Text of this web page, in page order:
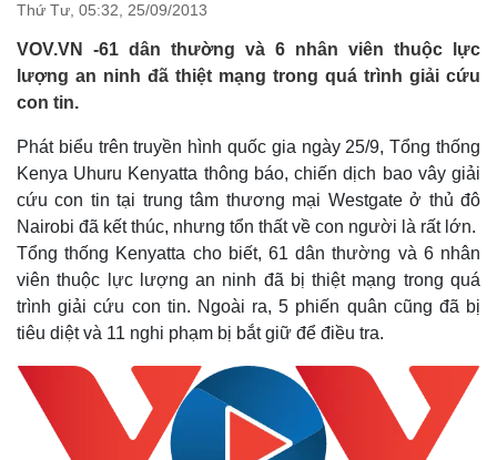
Nhận diện sự thật
Việc làm
Biển đảo
Thứ Tư, 05:32, 25/09/2013
VOV.VN -61 dân thường và 6 nhân viên thuộc lực
lượng an ninh đã thiệt mạng trong quá trình giải cứu
con tin.
Phát biểu trên truyền hình quốc gia ngày 25/9, Tổng thống
Kenya Uhuru Kenyatta thông báo, chiến dịch bao vây giải
cứu con tin tại trung tâm thương mại Westgate ở thủ đô
Nairobi đã kết thúc, nhưng tổn thất về con người là rất lớn.
Tổng thống Kenyatta cho biết, 61 dân thường và 6 nhân
viên thuộc lực lượng an ninh đã bị thiệt mạng trong quá
trình giải cứu con tin. Ngoài ra, 5 phiến quân cũng đã bị
tiêu diệt và 11 nghi phạm bị bắt giữ để điều tra.